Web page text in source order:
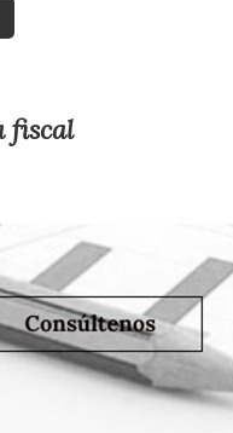
fiscal